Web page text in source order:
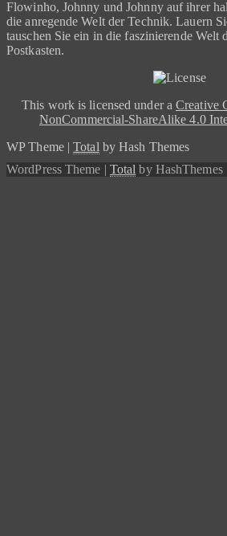
Flowinho, Johnny und Johnny auf ihrer
die anregende Welt der Technik. Lauern
tauschen Sie ein in die faszinierende
Postkasten.
This work is licensed under aCreative
NonCommercial-ShareAlike 4.0
WP Theme |Totalby Hash Themes
WordPress Theme | Total by HashThemes